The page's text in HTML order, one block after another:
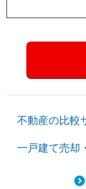
不動産の比較
一戸建て売却